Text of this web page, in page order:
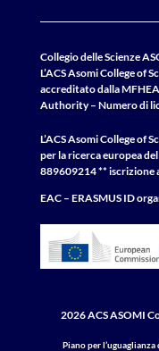
Collegio delle Scienze
L’ACS Asomi College of
accreditato dalla
Authority – Numero di
L’ACS Asomi College of
per la ricerca europea
889609214 ** iscrizione
EAC – ERASMUS ID
2026 ACS ASOMI
Piano per l’uguaglianza